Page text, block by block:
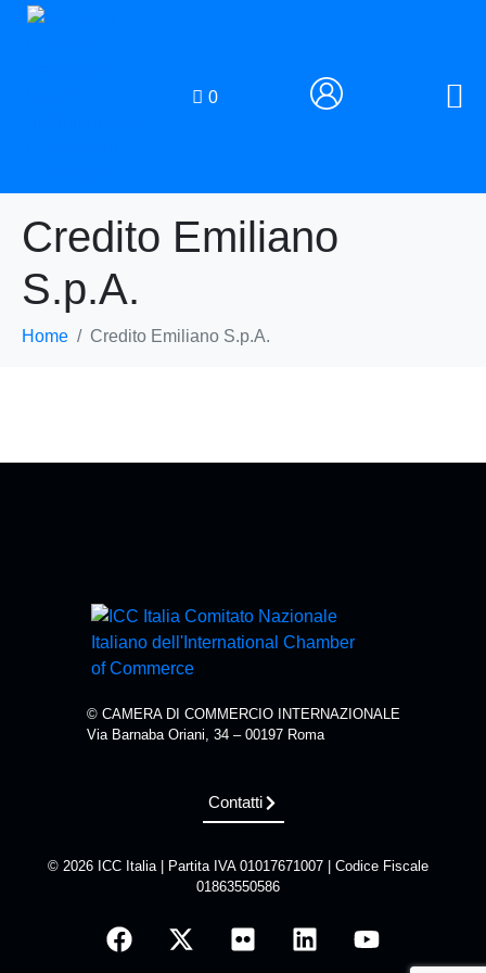
0
Credito Emiliano
S.p.A.
Home Credito Emiliano S.p.A.
© CAMERA DI COMMERCIO INTERNAZIONALE
Via Barnaba Oriani, 34 – 00197 Roma
Contatti
© 2026 ICC Italia | Partita IVA 01017671007 | Codice Fiscale
01863550586